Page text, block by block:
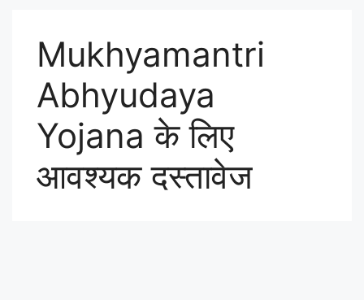
Mukhyamantri
Abhyudaya
Yojana के लिए
आवश्यक दस्तावेज